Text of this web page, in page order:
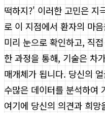
떡하지?' 이러한 고민은 지
로 이 지점에서 환자의 마
미리 눈으로 확인하고, 직
한 과정을 통해, 기술은 차
매개체가 됩니다. 당신의
수많은 데이터를 분석하여
여기에 당신의 의견과 희